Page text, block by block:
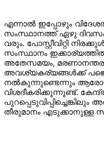
എന്നാല്‍ ഇപ്പോഴും
സംസ്ഥാനത്ത് ഏഴു ദിവസം
വരും. പോസ്റ്റീവിറ്റി
സംസ്ഥാനം
അതേസമയം, മരണാനന്തര
അവശ്യകര്യങ്ങള്‍ക്ക്
നല്‍കുന്നുണ്ടെന്നും
വിശദീകരിക്കുന്നുണ്ട്.
തീരുമാനം എടുക്കാനുള്ള